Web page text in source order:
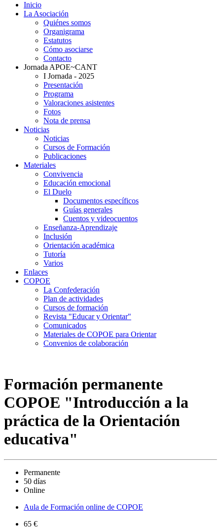
Inicio
La Asociación
Quiénes somos
Organigrama
Estatutos
Cómo asociarse
Contacto
Jornada APOE~CANT
I Jornada - 2025
Presentación
Programa
Valoraciones asistentes
Fotos
Nota de prensa
Noticias
Noticias
Cursos de Formación
Publicaciones
Materiales
Convivencia
Educación emocional
El Duelo
Documentos específicos
Guías generales
Cuentos y videocuentos
Enseñanza-Aprendizaje
Inclusión
Orientación académica
Tutoría
Varios
Enlaces
COPOE
La Confederación
Plan de actividades
Cursos de formación
Revista "Educar y Orientar"
Comunicados
Materiales de COPOE para Orientar
Convenios de colaboración
Formación permanente
COPOE "Introducción a la
práctica de la Orientación
educativa"
Permanente
50 días
Online
Aula de Formación online de COPOE
65 €